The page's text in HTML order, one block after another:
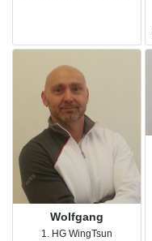
Wolfgang
1. HG WingTsun